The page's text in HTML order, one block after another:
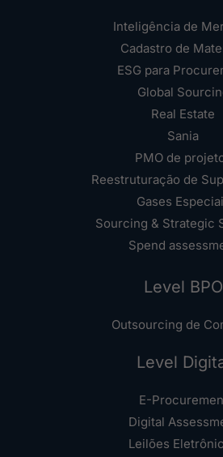
Inteligência de
Cadastro de
ESG para
Global
Real Estate
Sania
PMO de
Reestruturação de
Gases
Sourcing & Strategic
Spend
Level BPO
Outsourcing de
Level
E-
Digital
Leilões